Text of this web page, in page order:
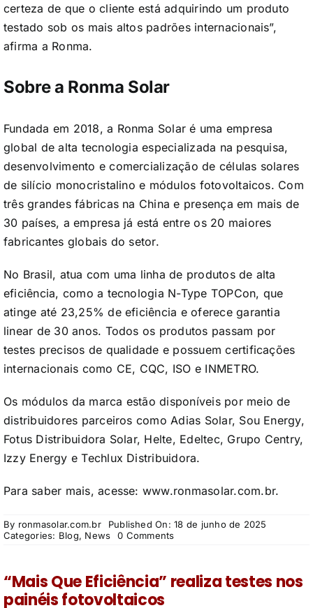
certeza de que o cliente está adquirindo um produto
testado sob os mais altos padrões internacionais”,
afirma a Ronma.
Sobre a Ronma Solar
Fundada em 2018, a Ronma Solar é uma empresa
global de alta tecnologia especializada na pesquisa,
desenvolvimento e comercialização de células solares
de silício monocristalino e módulos fotovoltaicos. Com
três grandes fábricas na China e presença em mais de
30 países, a empresa já está entre os 20 maiores
fabricantes globais do setor.
No Brasil, atua com uma linha de produtos de alta
eficiência, como a tecnologia N-Type TOPCon, que
atinge até 23,25% de eficiência e oferece garantia
linear de 30 anos. Todos os produtos passam por
testes precisos de qualidade e possuem certificações
internacionais como CE, CQC, ISO e INMETRO.
Os módulos da marca estão disponíveis por meio de
distribuidores parceiros como Adias Solar, Sou Energy,
Fotus Distribuidora Solar, Helte, Edeltec, Grupo Centry,
Izzy Energy e Techlux Distribuidora.
Para saber mais, acesse: www.ronmasolar.com.br.
By ronmasolar.com.br
Published On: 18 de junho de 2025
Categories: Blog, News 0 Commentson
a
máquina
“Mais Que Eficiência” realiza testes nos
painéis fotovoltaicos